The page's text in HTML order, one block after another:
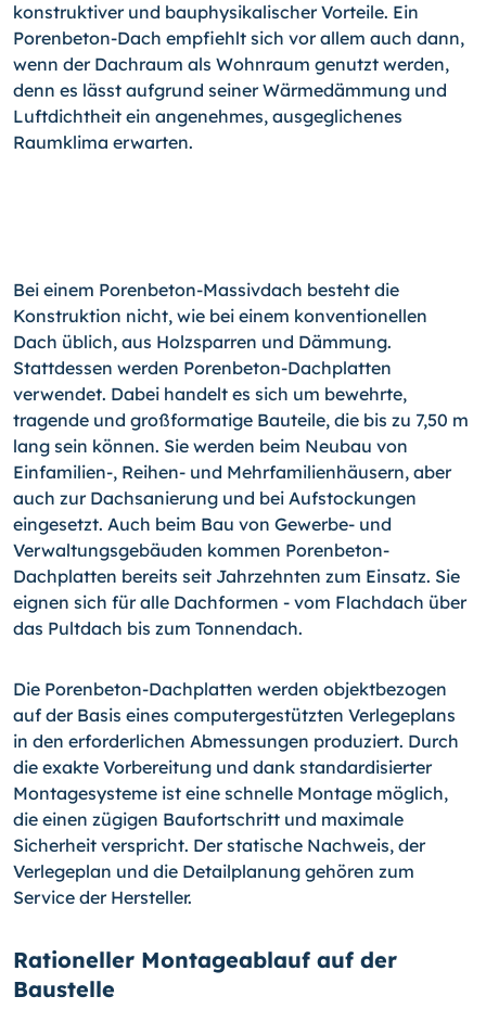
konstruktiver und bauphysikalischer Vorteile. Ein
Porenbeton-Dach empfiehlt sich vor allem auch dann,
wenn der Dachraum als Wohnraum genutzt werden,
denn es lässt aufgrund seiner Wärmedämmung und
Luftdichtheit ein angenehmes, ausgeglichenes
Raumklima erwarten.
Bei einem Porenbeton-Massivdach besteht die
Konstruktion nicht, wie bei einem konventionellen
Dach üblich, aus Holzsparren und Dämmung.
Stattdessen werden Porenbeton-Dachplatten
verwendet. Dabei handelt es sich um bewehrte,
tragende und großformatige Bauteile, die bis zu 7,50 m
lang sein können. Sie werden beim Neubau von
Einfamilien-, Reihen- und Mehrfamilienhäusern, aber
auch zur Dachsanierung und bei Aufstockungen
eingesetzt. Auch beim Bau von Gewerbe- und
Verwaltungsgebäuden kommen Porenbeton-
Dachplatten bereits seit Jahrzehnten zum Einsatz. Sie
eignen sich für alle Dachformen - vom Flachdach über
das Pultdach bis zum Tonnendach.
Die Porenbeton-Dachplatten werden objektbezogen
auf der Basis eines computergestützten Verlegeplans
in den erforderlichen Abmessungen produziert. Durch
die exakte Vorbereitung und dank standardisierter
Montagesysteme ist eine schnelle Montage möglich,
die einen zügigen Baufortschritt und maximale
Sicherheit verspricht. Der statische Nachweis, der
Verlegeplan und die Detailplanung gehören zum
Service der Hersteller.
Rationeller Montageablauf auf der
Baustelle